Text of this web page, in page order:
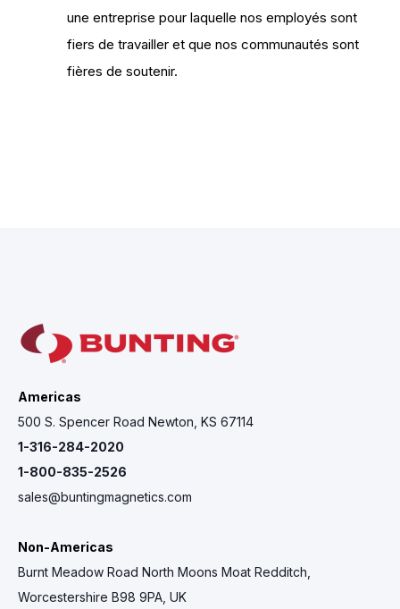
une entreprise pour laquelle nos employés sont
fiers de travailler et que nos communautés sont
fières de soutenir.
Americas
500 S. Spencer Road Newton, KS 67114
1-316-284-2020
1-800-835-2526
sales@buntingmagnetics.com
Non-Americas
Burnt Meadow Road North Moons Moat Redditch,
Worcestershire B98 9PA, UK